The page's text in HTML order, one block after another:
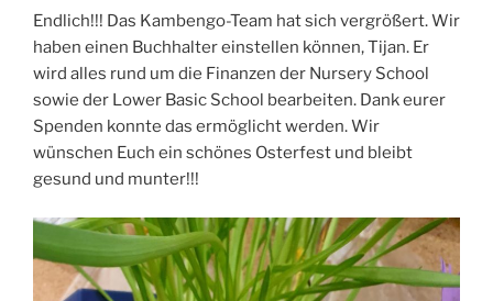
Endlich!!! Das Kambengo-Team hat sich vergrößert. Wir
haben einen Buchhalter einstellen können, Tijan. Er
wird alles rund um die Finanzen der Nursery School
sowie der Lower Basic School bearbeiten. Dank eurer
Spenden konnte das ermöglicht werden. Wir
wünschen Euch ein schönes Osterfest und bleibt
gesund und munter!!!